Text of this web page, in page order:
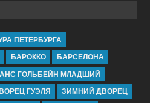
ПЕТЕРБУРГА
БАРОККО
БАРСЕЛОНА
ГОЛЬБЕЙН МЛАДШИЙ
ГУЭЛЯ ЗИМНИЙ ДВОРЕЦ